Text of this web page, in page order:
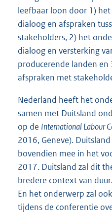
leefbaar loon door 1)
dialoog en afspraken
stakeholders, 2) het
dialoog en versterking
producerende landen en
afspraken met
Nederland heeft het
samen met Duitsland
op de International Labour
2016, Geneve).
bovendien mee in het
2017. Duitsland zal dit
bredere context van
En het onderwerp zal
tijdens de conferentie